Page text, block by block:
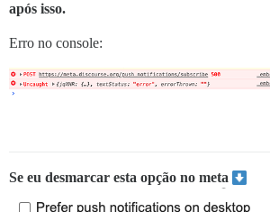
após isso.
Erro no console:
Se eu desmarcar esta opção no meta